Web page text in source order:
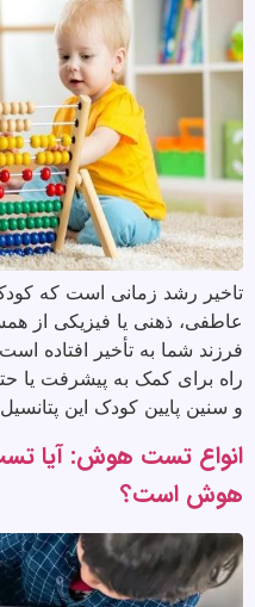
تاخیر رشد زمانی است که
عاطفی، ذهنی یا فیزیکی از
فرزند شما به تأخیر افتاده
راه برای کمک به پیشرفت یا
و سنین پایین کودک این
انواع تست هوش: آیا
هوش است؟